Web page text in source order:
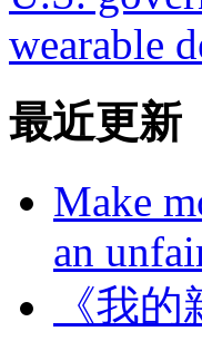
wearable
最近更新
Make
an
《我